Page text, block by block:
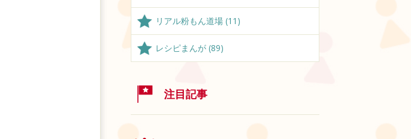
リアル粉もん道場 (11)
レシピまんが (89)
注目記事